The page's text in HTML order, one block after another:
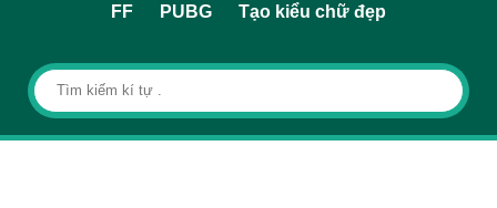
FF PUBG Tạo kiểu chữ đẹp